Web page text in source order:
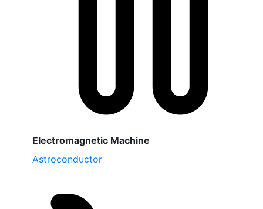
Electromagnetic Machine
Astroconductor